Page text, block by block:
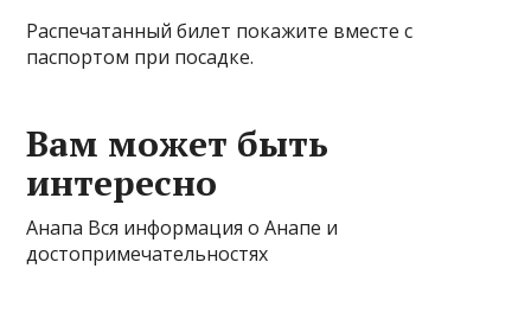
Распечатанный билет покажите вместе с
паспортом при посадке.
Вам может быть
интересно
Анапа Вся информация о Анапе и
достопримечательностях